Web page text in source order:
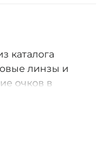
каталога
линзы и
очков в
2–5 дней,